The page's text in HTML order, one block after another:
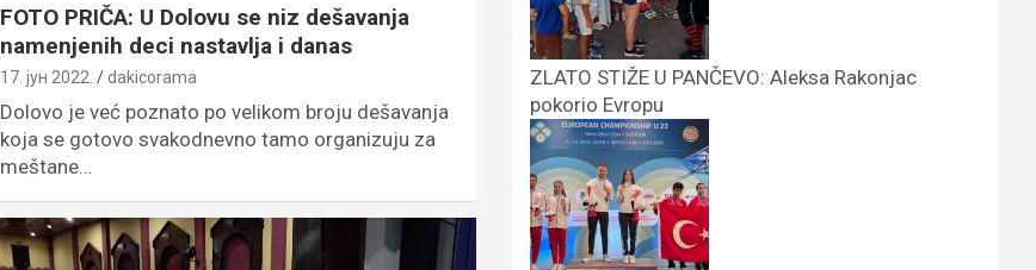
FOTO PRIČA: U Dolovu se niz dešavanja
namenjenih deci nastavlja i danas
17. јун 2022. dakicorama
Dolovo je već poznato po velikom broju dešavanja
koja se gotovo svakodnevno tamo organizuju za
meštane…
ZLATO STIŽE U PANČEVO: Aleksa Rakonjac
pokorio Evropu